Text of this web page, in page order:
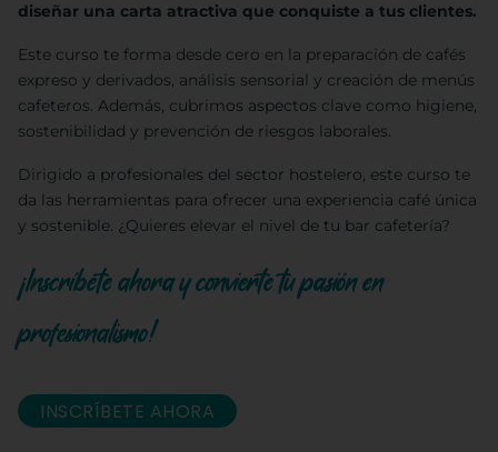
diseñar una carta atractiva que conquiste a tus clientes.
Este curso te forma desde cero en la preparación de cafés
expreso y derivados, análisis sensorial y creación de menús
cafeteros. Además, cubrimos aspectos clave como higiene,
sostenibilidad y prevención de riesgos laborales.
Dirigido a profesionales del sector hostelero, este curso te
da las herramientas para ofrecer una experiencia café única
y sostenible. ¿Quieres elevar el nivel de tu bar cafetería?
¡Inscríbete ahora y convierte tu pasión en
profesionalismo!
INSCRÍBETE AHORA